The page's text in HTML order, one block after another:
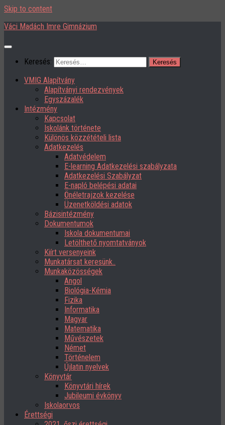
Skip to content
Váci Madách Imre Gimnázium
Keresés:
VMIG Alapítvány
Alapítványi rendezvények
Egyszázalék
Intézmény
Kapcsolat
Iskolánk története
Különös közzétételi lista
Adatkezelés
Adatvédelem
E-learning Adatkezelési szabályzata
Adatkezelési Szabályzat
E-napló belépési adatai
Önéletrajzok kezelése
Üzenetköldési adatok
Bázisintézmény
Dokumentumok
Iskola dokumentumai
Letölthető nyomtatványok
Kiírt versenyeink
Munkatársat keresünk..
Munkaközösségek
Angol
Biológia-Kémia
Fizika
Informatika
Magyar
Matematika
Művészetek
Német
Történelem
Újlatin nyelvek
Könyvtár
Könyvtári hírek
Jubileumi évkönyv
Iskolaorvos
Érettségi